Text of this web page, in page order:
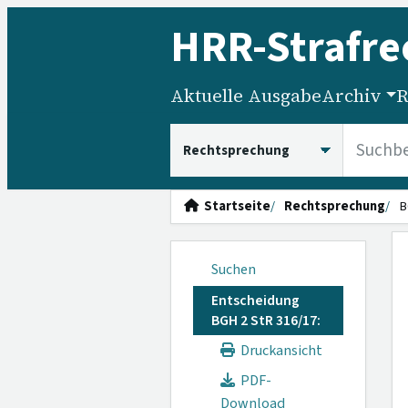
HRR-
Aktuelle AusgabeArchiv
Startseite Rechtsprechung
Suchen
Entscheidung
BGH 2 StR 316/17:
Druckansicht
PDF-
Download